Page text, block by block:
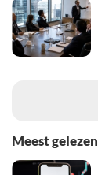
Meest gelezen